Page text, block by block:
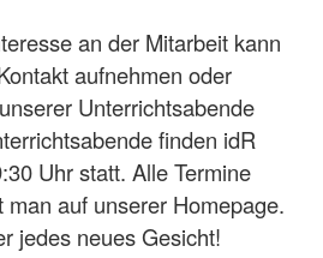
an der Mitarbeit kann
aufnehmen oder
Unterrichtsabende
finden idR
Uhr statt. Alle Termine
man auf unserer Homepage.
jedes neues Gesicht!